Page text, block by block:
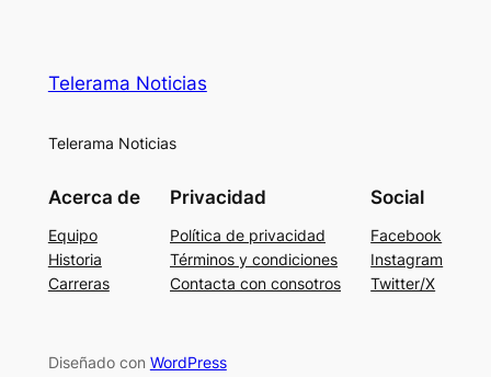
Telerama Noticias
Telerama Noticias
Acerca de
Equipo
Historia
Carreras
Privacidad
Política de privacidad
Términos y condiciones
Contacta con consotros
Social
Facebook
Instagram
Twitter/X
Diseñado con WordPress